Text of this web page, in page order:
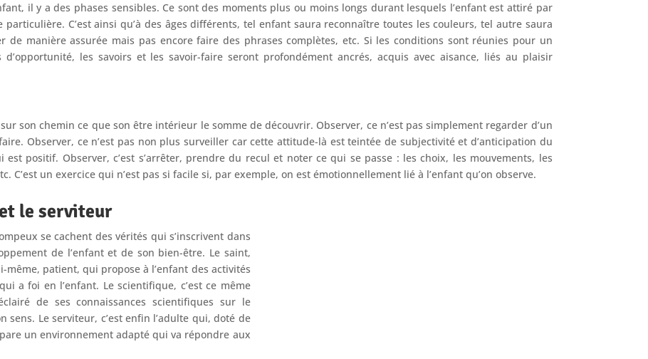
il y a des phases sensibles. Ce sont des moments plus ou moins longs durant lesquels l’enfant est attiré par
C’est ainsi qu’à des âges différents, tel enfant saura reconnaître toutes les couleurs, tel autre saura
de manière assurée mais pas encore faire des phrases complètes, etc. Si les conditions sont réunies pour un
les savoirs et les savoir-faire seront profondément ancrés, acquis avec aisance, liés au plaisir
son chemin ce que son être intérieur le somme de découvrir. Observer, ce n’est pas simplement regarder d’un
Observer, ce n’est pas non plus surveiller car cette attitude-là est teintée de subjectivité et d’anticipation du
positif. Observer, c’est s’arrêter, prendre du recul et noter ce qui se passe : les choix, les mouvements, les
C’est un exercice qui n’est pas si facile si, par exemple, on est émotionnellement lié à l’enfant qu’on observe.
le serviteur
se cachent des vérités qui s’inscrivent dans
de l’enfant et de son bien-être. Le saint,
même, patient, qui propose à l’enfant des activités
a foi en l’enfant. Le scientifique, c’est ce même
de ses connaissances scientifiques sur le
sens. Le serviteur, c’est enfin l’adulte qui, doté de
un environnement adapté qui va répondre aux